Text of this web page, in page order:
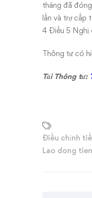
tháng đã đóng
lần và trợ cấp
4 Điều 5 Nghị
Thông tư có
Tải Thông tư:
Điều chỉnh
Lao dong